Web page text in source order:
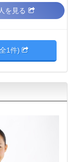
を見る
全1件)